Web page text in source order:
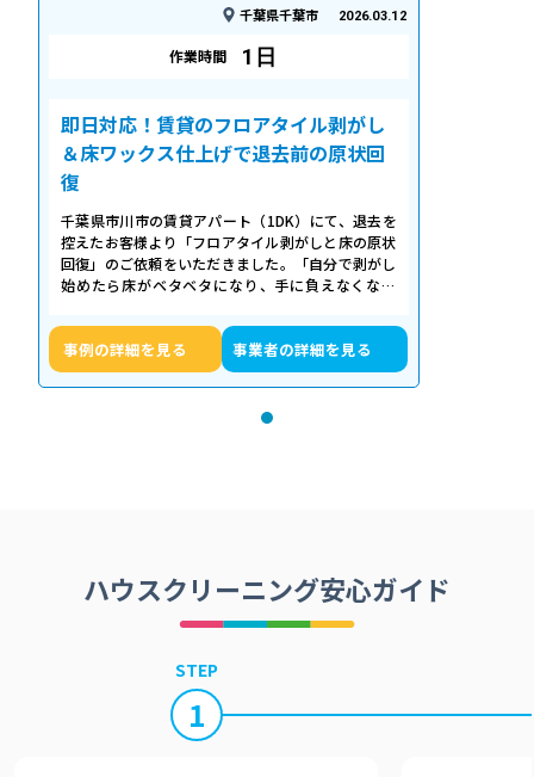
千葉県千葉市 2026.03.12
作業時間 1日
即日対応！賃貸のフロアタイル剥がし
＆床ワックス仕上げで退去前の原状回
復
千葉県市川市の賃貸アパート（1DK）にて、退去を
控えたお客様より「フロアタイル剥がしと床の原状
回復」のご依頼をいただきました。「自分で剥がし
始めたら床がベタベタになり、手に負えなくなっ
事例の詳細を見る 事業者の詳細を見る
ハウスクリーニング安心ガイド
STEP
1